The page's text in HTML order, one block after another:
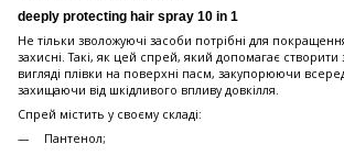
deeply protecting hair spray 10 in 1
Не тільки зволожуючі засоби потрібні для
захисні. Такі, як цей спрей, який допомагає
вигляді плівки на поверхні пасм, закупорюючи
захищаючи від шкідливого впливу довкілля.
Спрей містить у своєму складі:
Пантенол;